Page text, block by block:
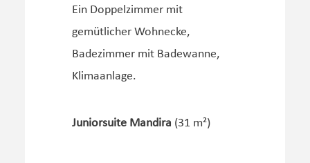
Ein Doppelzimmer mit
gemütlicher Wohnecke,
Badezimmer mit Badewanne,
Klimaanlage.
Juniorsuite Mandira (31 m²)